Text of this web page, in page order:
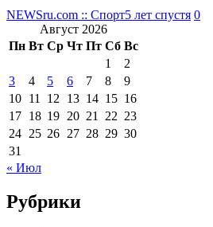
NEWSru.com :: Спорт5 лет спустя 0
Август 2026
Пн Вт Ср Чт Пт Сб Вс
1
2
3
4 5 6 7 8
9
10 11 12 13 14 15 16
17 18 19 20 21 22 23
24 25 26 27 28 29 30
31
« Июл
Рубрики